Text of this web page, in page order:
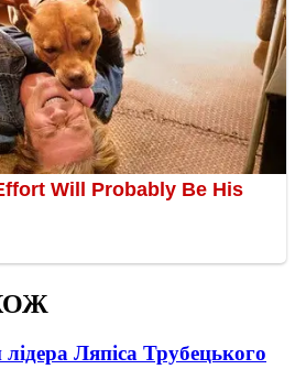
лідера Ляпіса Трубецького